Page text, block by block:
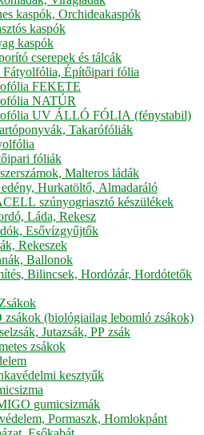
kaspók, Orchideakaspók
kaspók
kaspók
cserepek és tálcák
Építőipari fólia
FEKETE
NATÚR
UV ÁLLÓ FÓLIA (fénystabil)
Takarófóliák
fóliák
Malteros ládák
Hurkatöltő, Almadaráló
szúnyogriasztó készülékek
Láda, Rekesz
Esővízgyűjtők
Rekeszek
Ballonok
Bilincsek, Hordózár, Hordótetők
zsákok (biológiailag lebomló zsákok)
Jutazsák, PP zsák
zsákok
kesztyűk
gumicsizmák
Pormaszk, Homlokpánt